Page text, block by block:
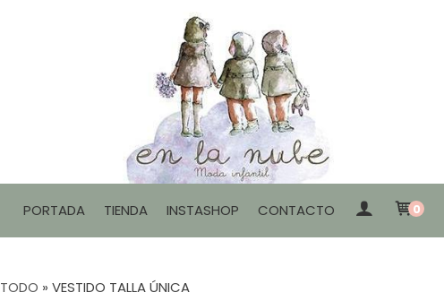
PORTADA TIENDA INSTASHOP CONTACTO 0
TODO » VESTIDO TALLA ÚNICA